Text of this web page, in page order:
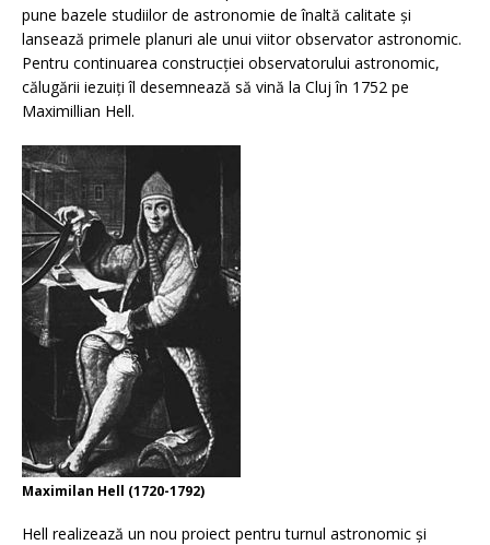
pune bazele studiilor de astronomie de înaltă calitate şi
lansează primele planuri ale unui viitor observator astronomic.
Pentru continuarea construcţiei observatorului astronomic,
călugării iezuiţi îl desemnează să vină la Cluj în 1752 pe
Maximillian Hell.
Maximilan Hell (1720-1792)
Hell realizează un nou proiect pentru turnul astronomic şi